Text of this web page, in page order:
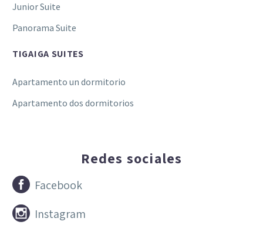
Junior Suite
Panorama Suite
TIGAIGA SUITES
Apartamento un dormitorio
Apartamento dos dormitorios
Redes sociales

 Facebook

 Instagram